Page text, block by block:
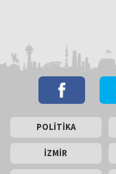
POLİTİKA
İZMİR